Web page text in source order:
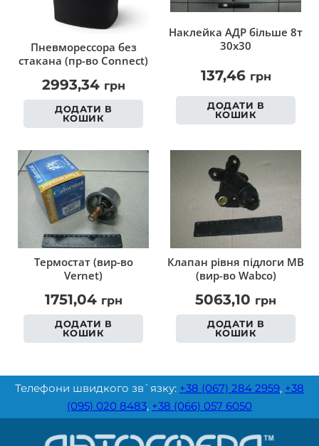
Пневморессора без
стакана (пр-во Connect)
2993,34 грн
ДОДАТИ В
КОШИК
Наклейка АДР більше 8т
30х30
137,46 грн
ДОДАТИ В
КОШИК
Термостат (вир-во
Vernet)
1751,04 грн
ДОДАТИ В
КОШИК
Клапан рівня підлоги MB
(вир-во Wabco)
5063,10 грн
ДОДАТИ В
КОШИК
Телефони швидкого зв`язку: +38 (067) 284 2959, +38
(095) 020 8483, +38 (066) 057 6050